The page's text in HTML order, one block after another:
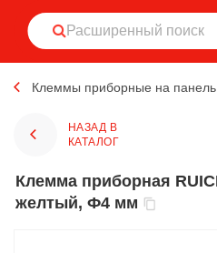
Клеммы приборные на панель
НАЗАД В
КАТАЛОГ
Клемма приборная RUICHI Z031 4 мм, разъём
желтый, Ф4 мм